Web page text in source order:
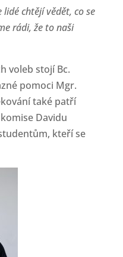
chtějí vědět, co se
rádi, že to naši
voleb stojí Bc.
pomoci Mgr.
také patří
Davidu
kteří se